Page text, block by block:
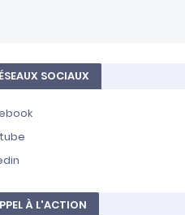
M
a
r
h
C
SOCIAUX
À L'ACTION